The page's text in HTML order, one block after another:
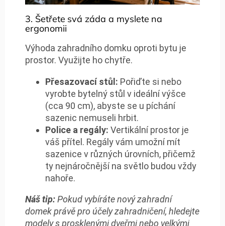
3. Šetřete svá záda a myslete na
ergonomii
Výhoda zahradního domku oproti bytu je
prostor. Využijte ho chytře.
Přesazovací stůl: Pořiďte si nebo
vyrobte bytelný stůl v ideální výšce
(cca 90 cm), abyste se u píchání
sazenic nemuseli hrbit.
Police a regály: Vertikální prostor je
váš přítel. Regály vám umožní mít
sazenice v různých úrovních, přičemž
ty nejnáročnější na světlo budou vždy
nahoře.
Náš tip:Pokud vybíráte nový zahradní
domek právě pro účely zahradničení, hledejte
modely s prosklenými dveřmi nebo velkými